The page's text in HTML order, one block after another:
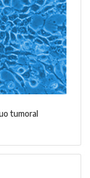
tumoral